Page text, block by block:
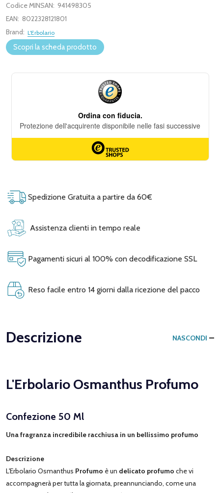
Codice MINSAN: 941498305
EAN: 8022328121801
Brand: L'Erbolario
Scopri la scheda prodotto
Spedizione Gratuita a partire da 60€
Assistenza clienti in tempo reale
Pagamenti sicuri al 100% con decodificazione SSL
Reso facile entro 14 giorni dalla ricezione del pacco
Descrizione NASCONDI
L'Erbolario Osmanthus Profumo
Confezione 50 Ml
Una fragranza incredibile racchiusa in un bellissimo profumo
Descrizione
L'Erbolario Osmanthus Profumo è un delicato profumo che vi
accompagnerà per tutta la giornata, preannunciando, come una